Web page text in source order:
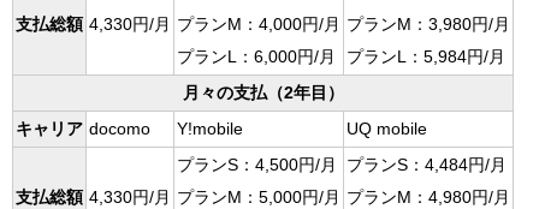
支払総額 4,330円/月
プランM：4,000円/月
プランL：6,000円/月
プランM：3,980円/月
プランL：5,984円/月
月々の支払（2年目）
キャリア docomo Y!mobile UQ mobile
支払総額 4,330円/月
プランS：4,500円/月
プランM：5,000円/月
プランS：4,484円/月
プランM：4,980円/月